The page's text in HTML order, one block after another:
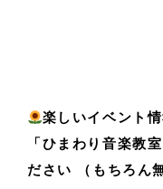
楽しいイベント
「ひまわり音楽教
ださい （もちろん